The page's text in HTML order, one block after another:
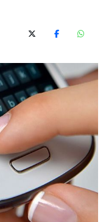
X (Twitter)Facebook